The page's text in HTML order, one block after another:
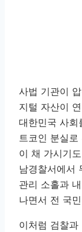
사법 기관이
지털 자산이
대한민국 사회
트코인 분실로
이 채 가시기
남경찰서에서
관리 소홀과
나면서 전 국
이처럼 검찰